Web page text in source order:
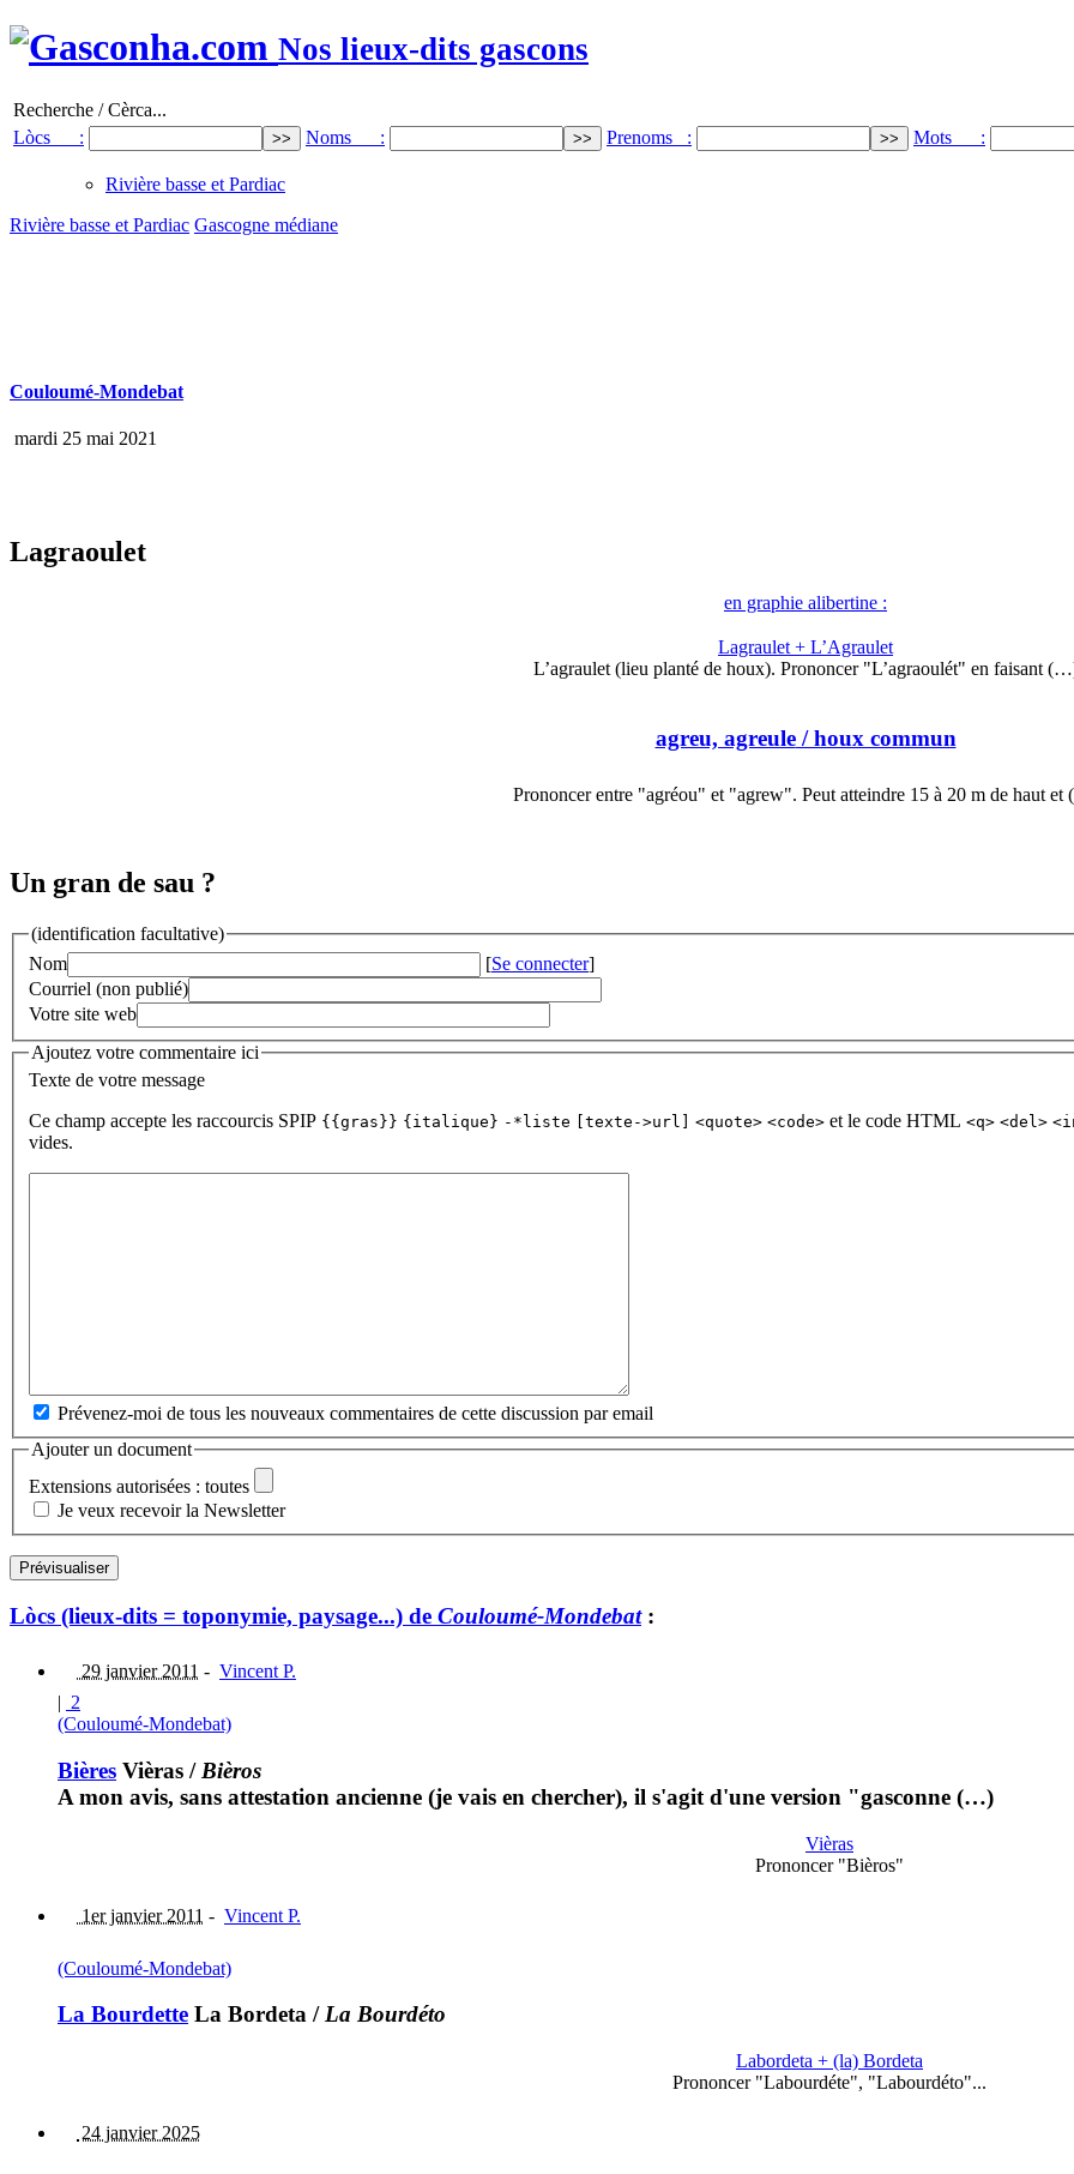
Nos lieux-dits gascons
Recherche / Cèrca...
Lòcs :
Noms : Prenoms : Mots :
Rivière basse et Pardiac
Rivière basse et Pardiac Gascogne médiane
Couloumé-Mondebat
mardi 25 mai 2021
Lagraoulet
en graphie alibertine :
Lagraulet + L’Agraulet
L’agraulet (lieu planté de houx). Prononcer "L’agraoulét" en faisant
agreu, agreule/ houx commun
Prononcer entre "agréou" et "agrew". Peut atteindre 15 à 20 m de haut
Un gran de sau ?
(identification facultative)
Nom
[Se connecter]
Courriel (non publié)
Votre site web
Ajoutez votre commentaire ici
Texte de votre message
Ce champ accepte les raccourcis SPIP {{gras}} {italique} -*liste [texte->url] <quote> <code> et le code HTML <q> <del>
vides.
Prévenez-moi de tous les nouveaux commentaires de cette discussion par email
Ajouter un document
Extensions autorisées : toutes
Je veux recevoir la Newsletter
Lòcs (lieux-dits = toponymie, paysage...) de Couloumé-Mondebat:
29 janvier 2011 - Vincent P.
| 2
(Couloumé-Mondebat)
Bières Vièras / Bièros
A mon avis, sans attestation ancienne (je vais en chercher), il s'agit d'une version "gasconne (…)
Vièras
Prononcer "Bièros"
1er janvier 2011 - Vincent P.
(Couloumé-Mondebat)
La Bourdette La Bordeta /La Bourdéto
Labordeta + (la) Bordeta
Prononcer "Labourdéte", "Labourdéto"...
24 janvier 2025